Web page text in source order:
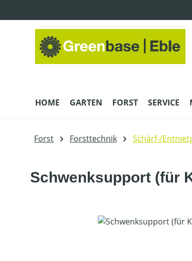
HOME GARTEN FORST SERVICE
Forst Forsttechnik Schärf-/
Schwenksupport (für
Bildergalerie überspringen